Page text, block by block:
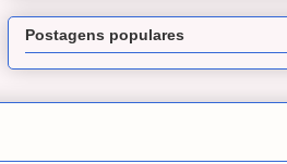
Postagens populares